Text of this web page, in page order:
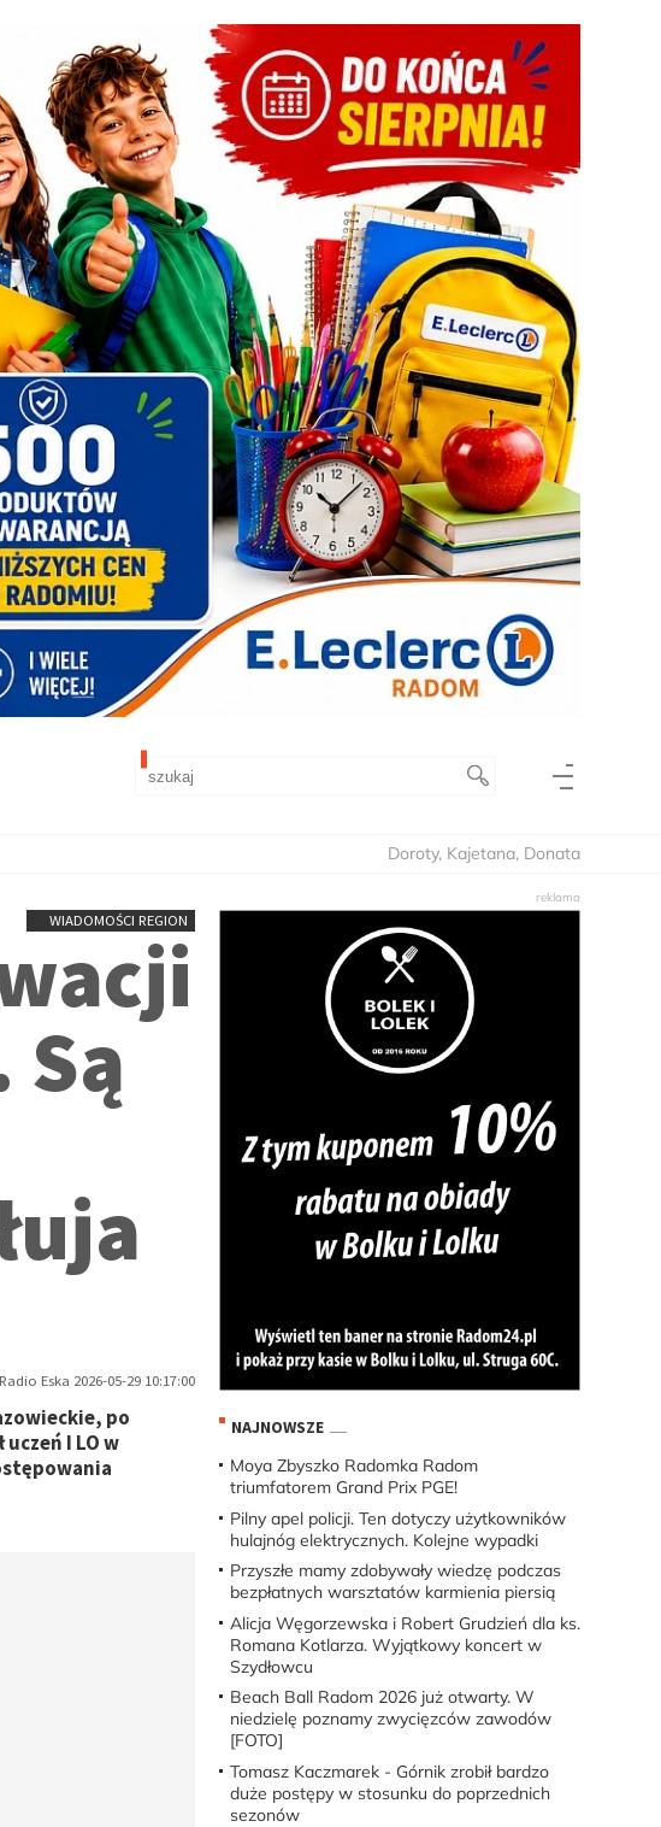
Doroty, Kajetana, Donata
WIADOMOŚCI REGION
Eska 2026-05-29 10:17:00
po
I LO w
NAJNOWSZE
Moya Zbyszko Radomka Radom
triumfatorem Grand Prix PGE!
Pilny apel policji. Ten dotyczy użytkowników
hulajnóg elektrycznych. Kolejne wypadki
Przyszłe mamy zdobywały wiedzę podczas
bezpłatnych warsztatów karmienia piersią
Alicja Węgorzewska i Robert Grudzień dla ks.
Romana Kotlarza. Wyjątkowy koncert w
Szydłowcu
Beach Ball Radom 2026 już otwarty. W
niedzielę poznamy zwycięzców zawodów
[FOTO]
Tomasz Kaczmarek - Górnik zrobił bardzo
duże postępy w stosunku do poprzednich
sezonów